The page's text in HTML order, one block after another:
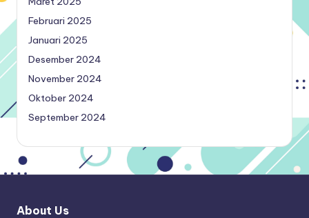
Februari 2025
Januari 2025
Desember 2024
November 2024
Oktober 2024
September 2024
About Us